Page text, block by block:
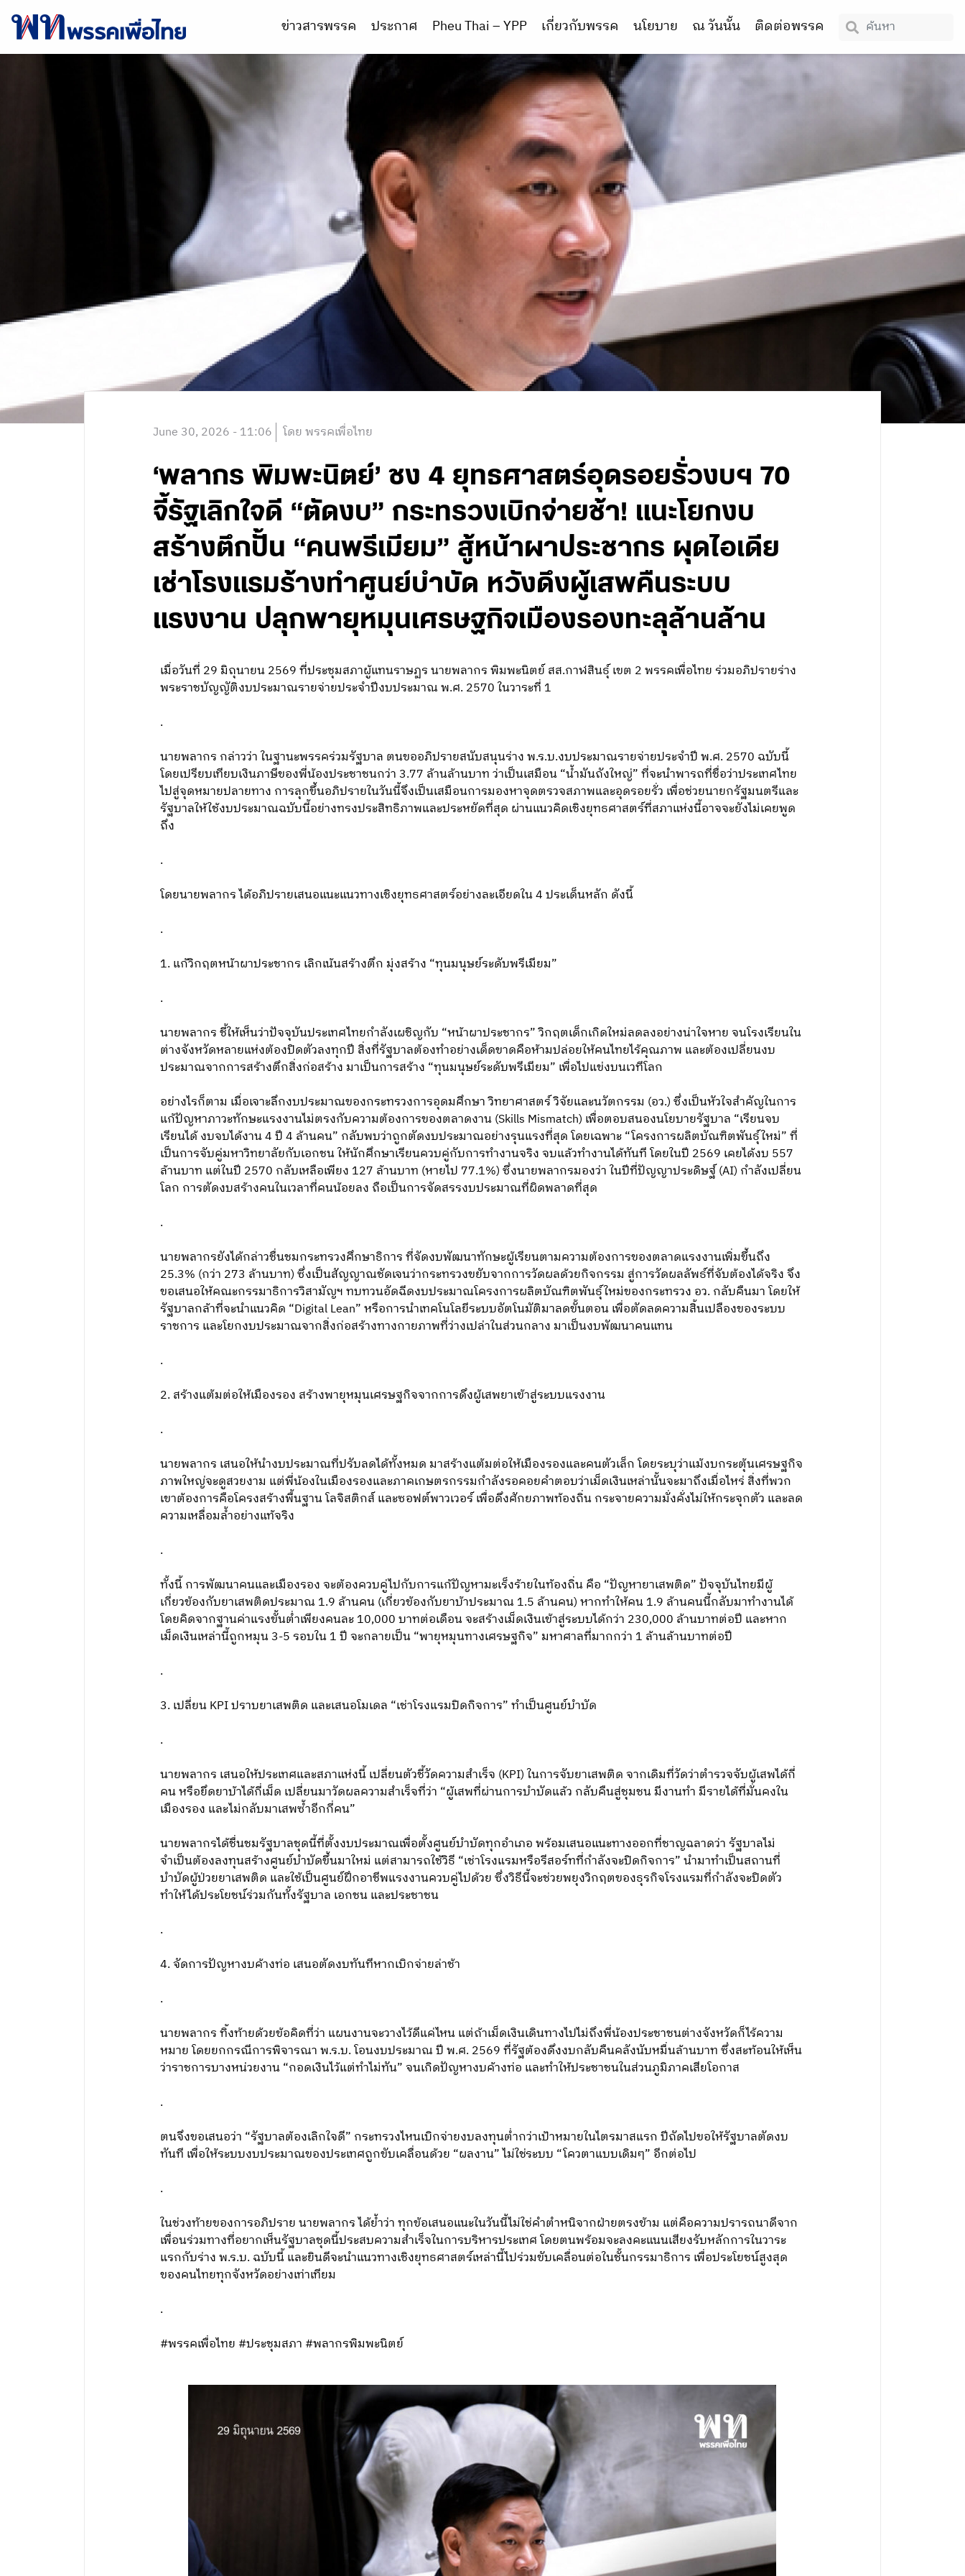
ข่าวสารพรรค ประกาศ Pheu Thai – YPP เกี่ยวกับพรรค นโยบาย ณ วันนั้น ติดต่อพรรค
June 30, 2026 - 11:06 โดย พรรคเพื่อไทย
‘พลากร พิมพะนิตย์’ ชง 4 ยุทธศาสตร์อุดรอยรั่วงบฯ 70
จี้รัฐเลิกใจดี “ตัดงบ” กระทรวงเบิกจ่ายช้า! แนะโยกงบ
สร้างตึกปั้น “คนพรีเมียม” สู้หน้าผาประชากร ผุดไอเดีย
เช่าโรงแรมร้างทำศูนย์บำบัด หวังดึงผู้เสพคืนระบบ
แรงงาน ปลุกพายุหมุนเศรษฐกิจเมืองรองทะลุล้านล้าน
เมื่อวันที่ 29 มิถุนายน 2569 ที่ประชุมสภาผู้แทนราษฏร นายพลากร พิมพะนิตย์ สส.กาฬสินธุ์ เขต 2 พรรคเพื่อไทย ร่วมอภิปรายร่าง
พระราชบัญญัติงบประมาณรายจ่ายประจำปีงบประมาณ พ.ศ. 2570 ในวาระที่ 1
.
นายพลากร กล่าวว่า ในฐานะพรรคร่วมรัฐบาล ตนขออภิปรายสนับสนุนร่าง พ.ร.บ.งบประมาณรายจ่ายประจำปี พ.ศ. 2570 ฉบับนี้
โดยเปรียบเทียบเงินภาษีของพี่น้องประชาชนกว่า 3.77 ล้านล้านบาท ว่าเป็นเสมือน “น้ำมันถังใหญ่” ที่จะนำพารถที่ชื่อว่าประเทศไทย
ไปสู่จุดหมายปลายทาง การลุกขึ้นอภิปรายในวันนี้จึงเป็นเสมือนการมองหาจุดตรวจสภาพและอุดรอยรั่ว เพื่อช่วยนายกรัฐมนตรีและ
รัฐบาลให้ใช้งบประมาณฉบับนี้อย่างทรงประสิทธิภาพและประหยัดที่สุด ผ่านแนวคิดเชิงยุทธศาสตร์ที่สภาแห่งนี้อาจจะยังไม่เคยพูด
ถึง
.
โดยนายพลากร ได้อภิปรายเสนอแนะแนวทางเชิงยุทธศาสตร์อย่างละเอียดใน 4 ประเด็นหลัก ดังนี้
.
1. แก้วิกฤตหน้าผาประชากร เลิกเน้นสร้างตึก มุ่งสร้าง “ทุนมนุษย์ระดับพรีเมียม”
.
นายพลากร ชี้ให้เห็นว่าปัจจุบันประเทศไทยกำลังเผชิญกับ “หน้าผาประชากร” วิกฤตเด็กเกิดใหม่ลดลงอย่างน่าใจหาย จนโรงเรียนใน
ต่างจังหวัดหลายแห่งต้องปิดตัวลงทุกปี สิ่งที่รัฐบาลต้องทำอย่างเด็ดขาดคือห้ามปล่อยให้คนไทยไร้คุณภาพ และต้องเปลี่ยนงบ
ประมาณจากการสร้างตึกสิ่งก่อสร้าง มาเป็นการสร้าง “ทุนมนุษย์ระดับพรีเมียม” เพื่อไปแข่งบนเวทีโลก
อย่างไรก็ตาม เมื่อเจาะลึกงบประมาณของกระทรวงการอุดมศึกษา วิทยาศาสตร์ วิจัยและนวัตกรรม (อว.) ซึ่งเป็นหัวใจสำคัญในการ
แก้ปัญหาภาวะทักษะแรงงานไม่ตรงกับความต้องการของตลาดงาน (Skills Mismatch) เพื่อตอบสนองนโยบายรัฐบาล “เรียนจบ
เรียนได้ งบจบได้งาน 4 ปี 4 ล้านคน” กลับพบว่าถูกตัดงบประมาณอย่างรุนแรงที่สุด โดยเฉพาะ “โครงการผลิตบัณฑิตพันธุ์ใหม่” ที่
เป็นการจับคู่มหาวิทยาลัยกับเอกชน ให้นักศึกษาเรียนควบคู่กับการทำงานจริง จบแล้วทำงานได้ทันที โดยในปี 2569 เคยได้งบ 557
ล้านบาท แต่ในปี 2570 กลับเหลือเพียง 127 ล้านบาท (หายไป 77.1%) ซึ่งนายพลากรมองว่า ในปีที่ปัญญาประดิษฐ์ (AI) กำลังเปลี่ยน
โลก การตัดงบสร้างคนในเวลาที่คนน้อยลง ถือเป็นการจัดสรรงบประมาณที่ผิดพลาดที่สุด
.
นายพลากรยังได้กล่าวชื่นชมกระทรวงศึกษาธิการ ที่จัดงบพัฒนาทักษะผู้เรียนตามความต้องการของตลาดแรงงานเพิ่มขึ้นถึง
25.3% (กว่า 273 ล้านบาท) ซึ่งเป็นสัญญาณชัดเจนว่ากระทรวงขยับจากการวัดผลด้วยกิจกรรม สู่การวัดผลลัพธ์ที่จับต้องได้จริง จึง
ขอเสนอให้คณะกรรมาธิการวิสามัญฯ ทบทวนอัดฉีดงบประมาณโครงการผลิตบัณฑิตพันธุ์ใหม่ของกระทรวง อว. กลับคืนมา โดยให้
รัฐบาลกล้าที่จะนำแนวคิด “Digital Lean” หรือการนำเทคโนโลยีระบบอัตโนมัติมาลดขั้นตอน เพื่อตัดลดความสิ้นเปลืองของระบบ
ราชการ และโยกงบประมาณจากสิ่งก่อสร้างทางกายภาพที่ว่างเปล่าในส่วนกลาง มาเป็นงบพัฒนาคนแทน
.
2. สร้างแต้มต่อให้เมืองรอง สร้างพายุหมุนเศรษฐกิจจากการดึงผู้เสพยาเข้าสู่ระบบแรงงาน
.
นายพลากร เสนอให้นำงบประมาณที่ปรับลดได้ทั้งหมด มาสร้างแต้มต่อให้เมืองรองและคนตัวเล็ก โดยระบุว่าแม้งบกระตุ้นเศรษฐกิจ
ภาพใหญ่จะดูสวยงาม แต่พี่น้องในเมืองรองและภาคเกษตรกรรมกำลังรอคอยคำตอบว่าเม็ดเงินเหล่านั้นจะมาถึงเมื่อไหร่ สิ่งที่พวก
เขาต้องการคือโครงสร้างพื้นฐาน โลจิสติกส์ และซอฟต์พาวเวอร์ เพื่อดึงศักยภาพท้องถิ่น กระจายความมั่งคั่งไม่ให้กระจุกตัว และลด
ความเหลื่อมล้ำอย่างแท้จริง
.
ทั้งนี้ การพัฒนาคนและเมืองรอง จะต้องควบคู่ไปกับการแก้ปัญหามะเร็งร้ายในท้องถิ่น คือ “ปัญหายาเสพติด” ปัจจุบันไทยมีผู้
เกี่ยวข้องกับยาเสพติดประมาณ 1.9 ล้านคน (เกี่ยวข้องกับยาบ้าประมาณ 1.5 ล้านคน) หากทำให้คน 1.9 ล้านคนนี้กลับมาทำงานได้
โดยคิดจากฐานค่าแรงขั้นต่ำเพียงคนละ 10,000 บาทต่อเดือน จะสร้างเม็ดเงินเข้าสู่ระบบได้กว่า 230,000 ล้านบาทต่อปี และหาก
เม็ดเงินเหล่านี้ถูกหมุน 3-5 รอบใน 1 ปี จะกลายเป็น “พายุหมุนทางเศรษฐกิจ” มหาศาลที่มากกว่า 1 ล้านล้านบาทต่อปี
.
3. เปลี่ยน KPI ปราบยาเสพติด และเสนอโมเดล “เช่าโรงแรมปิดกิจการ” ทำเป็นศูนย์บำบัด
.
นายพลากร เสนอให้ประเทศและสภาแห่งนี้ เปลี่ยนตัวชี้วัดความสำเร็จ (KPI) ในการจับยาเสพติด จากเดิมที่วัดว่าตำรวจจับผู้เสพได้กี่
คน หรือยึดยาบ้าได้กี่เม็ด เปลี่ยนมาวัดผลความสำเร็จที่ว่า “ผู้เสพที่ผ่านการบำบัดแล้ว กลับคืนสู่ชุมชน มีงานทำ มีรายได้ที่มั่นคงใน
เมืองรอง และไม่กลับมาเสพซ้ำอีกกี่คน”
นายพลากรได้ชื่นชมรัฐบาลชุดนี้ที่ตั้งงบประมาณเพื่อตั้งศูนย์บำบัดทุกอำเภอ พร้อมเสนอแนะทางออกที่ชาญฉลาดว่า รัฐบาลไม่
จำเป็นต้องลงทุนสร้างศูนย์บำบัดขึ้นมาใหม่ แต่สามารถใช้วิธี “เช่าโรงแรมหรือรีสอร์ทที่กำลังจะปิดกิจการ” นำมาทำเป็นสถานที่
บำบัดผู้ป่วยยาเสพติด และใช้เป็นศูนย์ฝึกอาชีพแรงงานควบคู่ไปด้วย ซึ่งวิธีนี้จะช่วยพยุงวิกฤตของธุรกิจโรงแรมที่กำลังจะปิดตัว
ทำให้ได้ประโยชน์ร่วมกันทั้งรัฐบาล เอกชน และประชาชน
.
4. จัดการปัญหางบค้างท่อ เสนอตัดงบทันทีหากเบิกจ่ายล่าช้า
.
นายพลากร ทิ้งท้ายด้วยข้อคิดที่ว่า แผนงานจะวางไว้ดีแค่ไหน แต่ถ้าเม็ดเงินเดินทางไปไม่ถึงพี่น้องประชาชนต่างจังหวัดก็ไร้ความ
หมาย โดยยกกรณีการพิจารณา พ.ร.บ. โอนงบประมาณ ปี พ.ศ. 2569 ที่รัฐต้องดึงงบกลับคืนคลังนับหมื่นล้านบาท ซึ่งสะท้อนให้เห็น
ว่าราชการบางหน่วยงาน “กอดเงินไว้แต่ทำไม่ทัน” จนเกิดปัญหางบค้างท่อ และทำให้ประชาชนในส่วนภูมิภาคเสียโอกาส
.
ตนจึงขอเสนอว่า “รัฐบาลต้องเลิกใจดี” กระทรวงไหนเบิกจ่ายงบลงทุนต่ำกว่าเป้าหมายในไตรมาสแรก ปีถัดไปขอให้รัฐบาลตัดงบ
ทันที เพื่อให้ระบบงบประมาณของประเทศถูกขับเคลื่อนด้วย “ผลงาน” ไม่ใช่ระบบ “โควตาแบบเดิมๆ” อีกต่อไป
.
ในช่วงท้ายของการอภิปราย นายพลากร ได้ย้ำว่า ทุกข้อเสนอแนะในวันนี้ไม่ใช่คำตำหนิจากฝ่ายตรงข้าม แต่คือความปรารถนาดีจาก
เพื่อนร่วมทางที่อยากเห็นรัฐบาลชุดนี้ประสบความสำเร็จในการบริหารประเทศ โดยตนพร้อมจะลงคะแนนเสียงรับหลักการในวาระ
แรกกับร่าง พ.ร.บ. ฉบับนี้ และยินดีจะนำแนวทางเชิงยุทธศาสตร์เหล่านี้ไปร่วมขับเคลื่อนต่อในชั้นกรรมาธิการ เพื่อประโยชน์สูงสุด
ของคนไทยทุกจังหวัดอย่างเท่าเทียม
.
#พรรคเพื่อไทย #ประชุมสภา #พลากรพิมพะนิตย์